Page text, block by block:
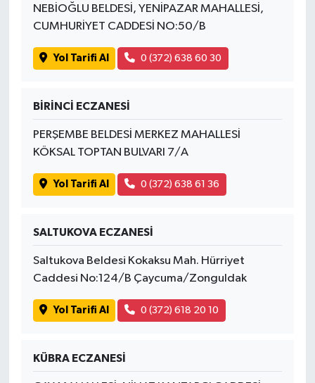
NEBİOĞLU BELDESİ, YENİPAZAR MAHALLESİ,
CUMHURİYET CADDESİ NO:50/B
Yol Tarifi Al 0 (372) 638 60 30
BİRİNCİ ECZANESİ
PERŞEMBE BELDESİ MERKEZ MAHALLESİ
KÖKSAL TOPTAN BULVARI 7/A
Yol Tarifi Al 0 (372) 638 61 36
SALTUKOVA ECZANESİ
Saltukova Beldesi Kokaksu Mah. Hürriyet
Caddesi No:124/B Çaycuma/Zonguldak
Yol Tarifi Al 0 (372) 618 20 10
KÜBRA ECZANESİ